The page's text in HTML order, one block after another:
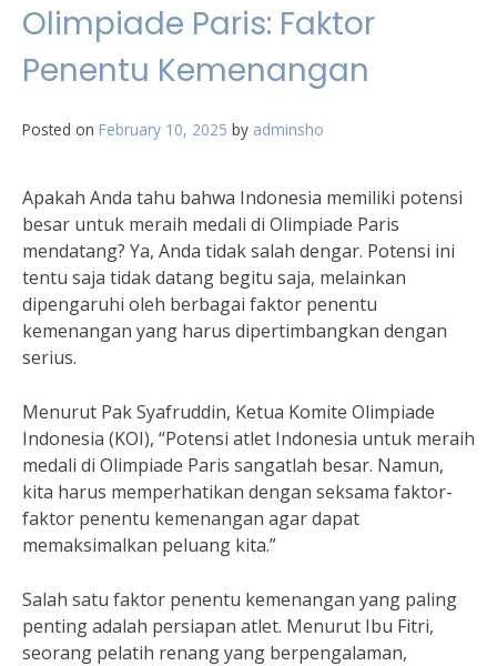
Olimpiade Paris: Faktor
Penentu Kemenangan
Posted on February 10, 2025 by adminsho
Apakah Anda tahu bahwa Indonesia memiliki potensi
besar untuk meraih medali di Olimpiade Paris
mendatang? Ya, Anda tidak salah dengar. Potensi ini
tentu saja tidak datang begitu saja, melainkan
dipengaruhi oleh berbagai faktor penentu
kemenangan yang harus dipertimbangkan dengan
serius.
Menurut Pak Syafruddin, Ketua Komite Olimpiade
Indonesia (KOI), “Potensi atlet Indonesia untuk meraih
medali di Olimpiade Paris sangatlah besar. Namun,
kita harus memperhatikan dengan seksama faktor-
faktor penentu kemenangan agar dapat
memaksimalkan peluang kita.”
Salah satu faktor penentu kemenangan yang paling
penting adalah persiapan atlet. Menurut Ibu Fitri,
seorang pelatih renang yang berpengalaman,